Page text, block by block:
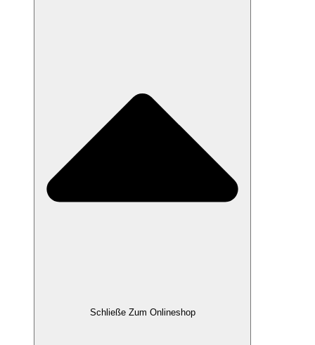
Schließe Zum Onlineshop